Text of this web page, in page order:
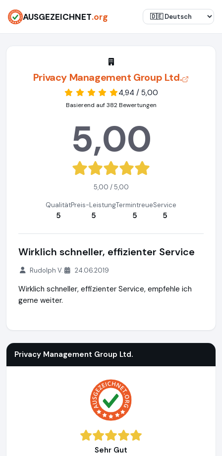
AUSGEZEICHNET.org
Privacy Management Group Ltd.
4,94 / 5,00
Basierend auf 382 Bewertungen
5,00
5,00 / 5,00
Qualität
5
Preis-Leistung
5
Termintreue
5
Service
5
Wirklich schneller, effizienter Service
Rudolph V. 24.06.2019
Wirklich schneller, effizienter Service, empfehle ich
gerne weiter.
Privacy Management Group Ltd.
Sehr Gut